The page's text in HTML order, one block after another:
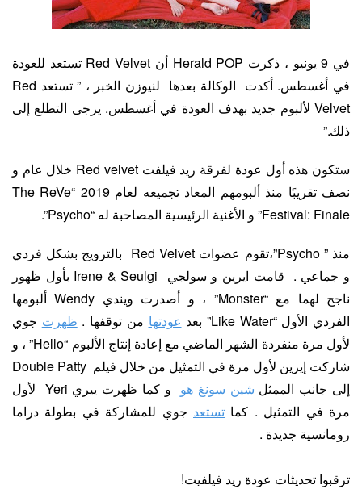
في 9 يونيو ، ذكرت Herald POP أن Red Velvet تستعد للعودة
في أغسطس. أكدت الوكالة بعدها لنيوزن الخبر ، ” تستعد Red
Velvet لألبوم جديد بهدف العودة في أغسطس. يرجى التطلع إلى
ذلك.”
ستكون هذه أول عودة لفرقة ريد فيلفت Red velvet خلال عام و
نصف تقريبًا منذ ألبومهم المعاد تجميعه لعام 2019 “The ReVe
Festival: Finale” و الأغنية الرئيسية المصاحبة له “Psycho”.
منذ ” Psycho”،تقوم عضوات Red Velvet بالترويج بشكل فردي
و جماعي . قامت ايرين و سولجي Irene & Seulgi بأول ظهور
ناجح لهما مع “Monster” ، و أصدرت ويندي Wendy ألبومها
الفردي الأول “Like Water” بعد
عودتها من توقفها . ظهرت جوي
لأول مرة منفردة الشهر الماضي مع إعادة إنتاج الألبوم “Hello” ، و
شاركت إيرين لأول مرة في التمثيل من خلال فيلم Double Patty
إلى جانب الممثل شين سونغ هو
و كما ظهرت ييري Yeri لأول
مرة في التمثيل . كما تستعد جوي للمشاركة في بطولة دراما
رومانسية جديدة .
ترقبوا تحديثات عودة ريد فيلفيت!